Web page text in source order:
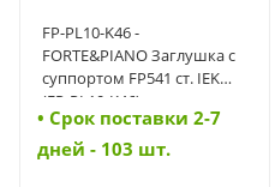
FP-PL10-K46 -
FORTE&PIANO Заглушка с
суппортом FP541 ст. IEK
(FP-PL10-K46)
• Cрок поставки 2-7
дней - 103 шт.